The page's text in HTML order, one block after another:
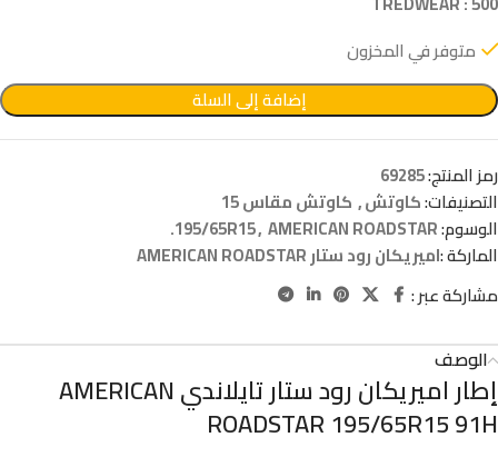
متوفر في المخزون
إضافة إلى السلة
رمز المنتج:69285
التصنيفات:كاوتش, كاوتش مقاس 15
الوسوم:
195/65R15, AMERICAN ROADSTAR.
الماركة :اميريكان رود ستار AMERICAN ROADSTAR
مشاركة عبر :
الوصف
إطار اميريكان رود ستار تايلاندي AMERICAN
ROADSTAR 195/65R15 91H